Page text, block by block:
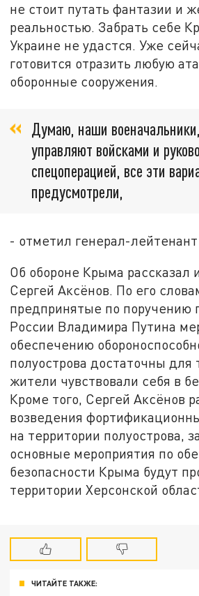
не стоит путать фантазии и
реальностью. Забрать себе
Украине не удастся. Уже
готовится отразить любую
оборонные сооружения.
Думаю, наши
управляют войсками и
спецоперацией, все эти
предусмотрели,
- отметил генерал-лейтенант
Об обороне Крыма рассказал
Сергей Аксёнов. По его
предпринятые по поручению
России Владимира Путина
обеспечению
полуострова достаточны для
жители чувствовали себя в
Кроме того, Сергей Аксёнов
возведения
на территории полуострова,
основные мероприятия по
безопасности Крыма будут
территории Херсонской
ЧИТАЙТЕ ТАКЖЕ: